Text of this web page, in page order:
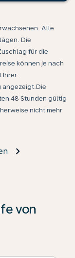
Alle
Die
für die
können je nach
Ihrer
angezeigt.Die
48 Stunden gültig
nicht mehr
vonklicken